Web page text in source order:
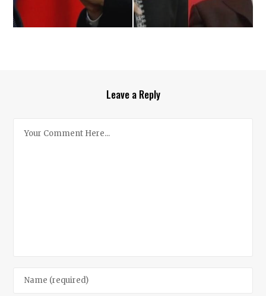
Leave a Reply